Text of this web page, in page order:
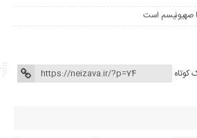
صهیونیسم است
کوتاه